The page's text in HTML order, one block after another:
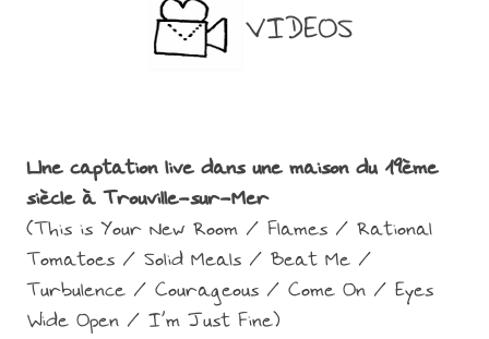
VIDEOS
Une captation live dans une maison du 19ème
siècle à Trouville-sur-Mer
(This is Your New Room / Flames / Rational
Tomatoes / Solid Meals / Beat Me /
Turbulence / Courageous / Come On / Eyes
Wide Open / I’m Just Fine)